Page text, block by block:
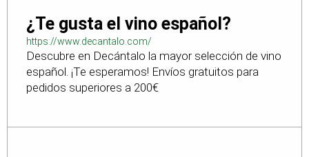
¿Te gusta el vino español?
https://www.decantalo.com/
Descubre en Decántalo la mayor selección de vino
español. ¡Te esperamos! Envíos gratuitos para
pedidos superiores a 200€